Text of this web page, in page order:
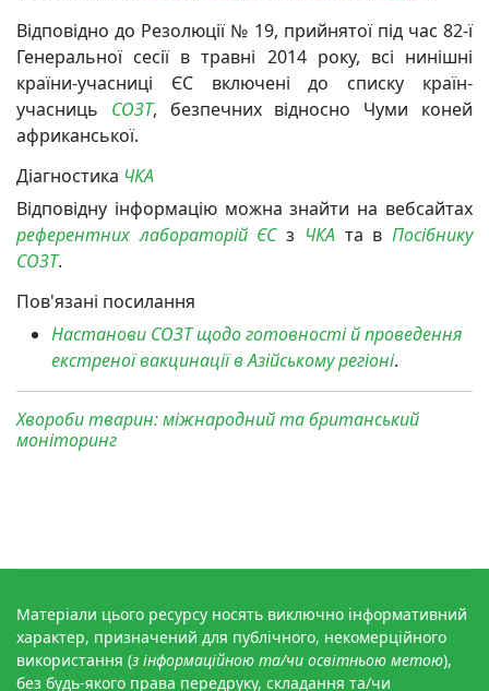
Відповідно до Резолюції № 19, прийнятої під час 82-ї
Генеральної сесії в травні 2014 року, всі нинішні
країни-учасниці ЄС включені до списку країн-
учасниць СОЗТ, безпечних відносно Чуми коней
африканської.
Діагностика ЧКА
Відповідну інформацію можна знайти на вебсайтах
референтних лабораторій ЄСз ЧКАта вПосібнику
СОЗТ.
Пов'язані посилання
Настанови СОЗТ щодо готовності й проведення
екстреної вакцинації в Азійському регіоні.
Хвороби тварин: міжнародний та британський
моніторинг
Матеріали цього ресурсу носять виключно інформативний
характер, призначений для публічного, некомерційного
використання (з інформаційною та/чи освітньою метою),
без будь-якого права передруку, складання та/чи